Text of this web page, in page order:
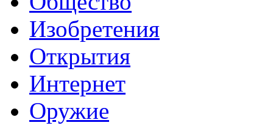
Изобретения
Открытия
Интернет
Оружие